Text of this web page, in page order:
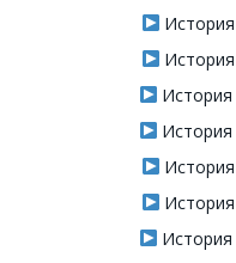
История
История
История